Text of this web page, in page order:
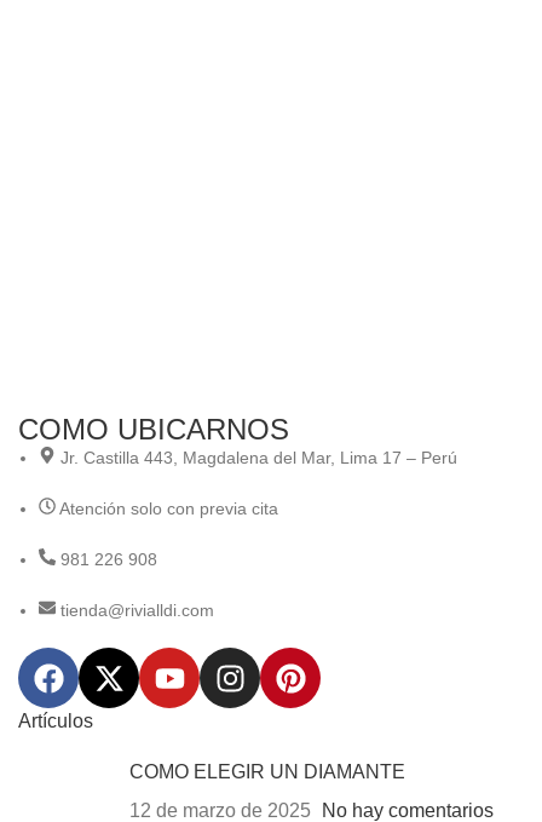
COMO UBICARNOS
Jr. Castilla 443, Magdalena del Mar, Lima 17 – Perú
Atención solo con previa cita
981 226 908
tienda@rivialldi.com
Artículos
COMO ELEGIR UN DIAMANTE
12 de marzo de 2025
No hay comentarios